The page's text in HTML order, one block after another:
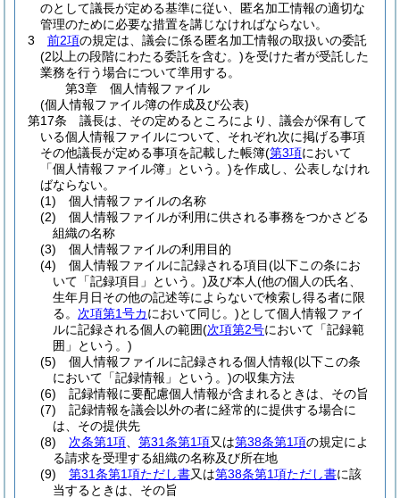
のとして議長が定める基準に従い、匿名加工情報の適切な
管理のために必要な措置を講じなければならない。
3
前2項の規定は、議会に係る匿名加工情報の取扱いの委託
(2以上の段階にわたる委託を含む。)を受けた者が受託した
業務を行う場合について準用する。
第3章
個人情報ファイル
(個人情報ファイル簿の作成及び公表)
第17条
議長は、その定めるところにより、議会が保有して
いる個人情報ファイルについて、それぞれ次に掲げる事項
その他議長が定める事項を記載した帳簿(第3項において
「個人情報ファイル簿」という。)を作成し、公表しなけれ
ばならない。
(1)
個人情報ファイルの名称
(2)
個人情報ファイルが利用に供される事務をつかさどる
組織の名称
(3)
個人情報ファイルの利用目的
(4)
個人情報ファイルに記録される項目(以下この条にお
いて「記録項目」という。)及び本人(他の個人の氏名、
生年月日その他の記述等によらないで検索し得る者に限
る。 次項第1号カにおいて同じ。)として個人情報ファイ
ルに記録される個人の範囲(次項第2号において「記録範
囲」という。)
(5)
個人情報ファイルに記録される個人情報(以下この条
において「記録情報」という。)の収集方法
(6)
記録情報に要配慮個人情報が含まれるときは、その旨
(7)
記録情報を議会以外の者に経常的に提供する場合に
は、その提供先
(8)
次条第1項 第31条第1項又は第38条第1項の規定によ
る請求を受理する組織の名称及び所在地
(9)
第31条第1項ただし書又は第38条第1項ただし書に該
当するときは、その旨